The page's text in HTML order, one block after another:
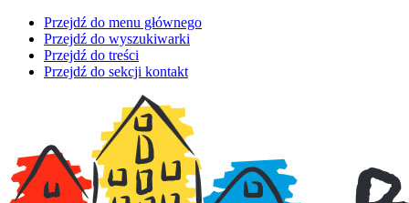
Przejdź do menu głównego
Przejdź do wyszukiwarki
Przejdź do treści
Przejdź do sekcji kontakt